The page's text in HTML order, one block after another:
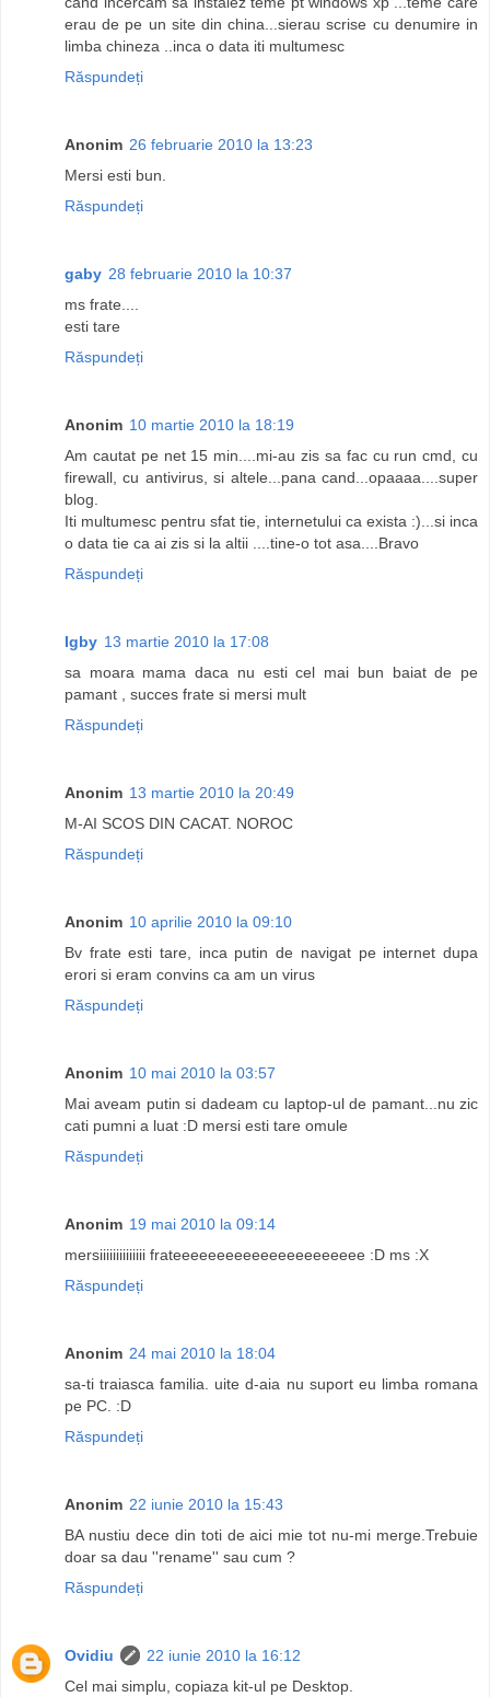
erau de pe un site din china...sierau scrise cu denumire in
limba chineza ..inca o data iti multumesc
Răspundeți
Anonim 26 februarie 2010 la 13:23
Mersi esti bun.
Răspundeți
gaby 28 februarie 2010 la 10:37
ms frate....
esti tare
Răspundeți
Anonim 10 martie 2010 la 18:19
Am cautat pe net 15 min....mi-au zis sa fac cu run cmd, cu
firewall, cu antivirus, si altele...pana cand...opaaaa....super
blog.
Iti multumesc pentru sfat tie, internetului ca exista :)...si inca
o data tie ca ai zis si la altii ....tine-o tot asa....Bravo
Răspundeți
Igby 13 martie 2010 la 17:08
sa moara mama daca nu esti cel mai bun baiat de pe
pamant , succes frate si mersi mult
Răspundeți
Anonim 13 martie 2010 la 20:49
M-AI SCOS DIN CACAT. NOROC
Răspundeți
Anonim 10 aprilie 2010 la 09:10
Bv frate esti tare, inca putin de navigat pe internet dupa
erori si eram convins ca am un virus
Răspundeți
Anonim 10 mai 2010 la 03:57
Mai aveam putin si dadeam cu laptop-ul de pamant...nu zic
cati pumni a luat :D mersi esti tare omule
Răspundeți
Anonim 19 mai 2010 la 09:14
mersiiiiiiiiiiiiii frateeeeeeeeeeeeeeeeeeeeee :D ms :X
Răspundeți
Anonim 24 mai 2010 la 18:04
sa-ti traiasca familia. uite d-aia nu suport eu limba romana
pe PC. :D
Răspundeți
Anonim 22 iunie 2010 la 15:43
BA nustiu dece din toti de aici mie tot nu-mi merge.Trebuie
doar sa dau ''rename'' sau cum ?
Răspundeți
Ovidiu
22 iunie 2010 la 16:12
Cel mai simplu, copiaza kit-ul pe Desktop.